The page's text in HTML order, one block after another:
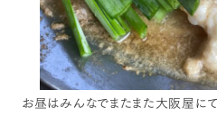
お昼はみんなでまたまた大阪屋に